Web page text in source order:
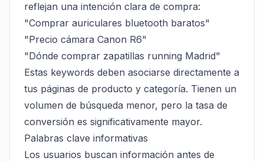
reflejan una intención clara de compra:
"Comprar auriculares bluetooth baratos"
"Precio cámara Canon R6"
"Dónde comprar zapatillas running Madrid"
Estas keywords deben asociarse directamente a
tus páginas de producto y categoría. Tienen un
volumen de búsqueda menor, pero la tasa de
conversión es significativamente mayor.
Palabras clave informativas
Los usuarios buscan información antes de